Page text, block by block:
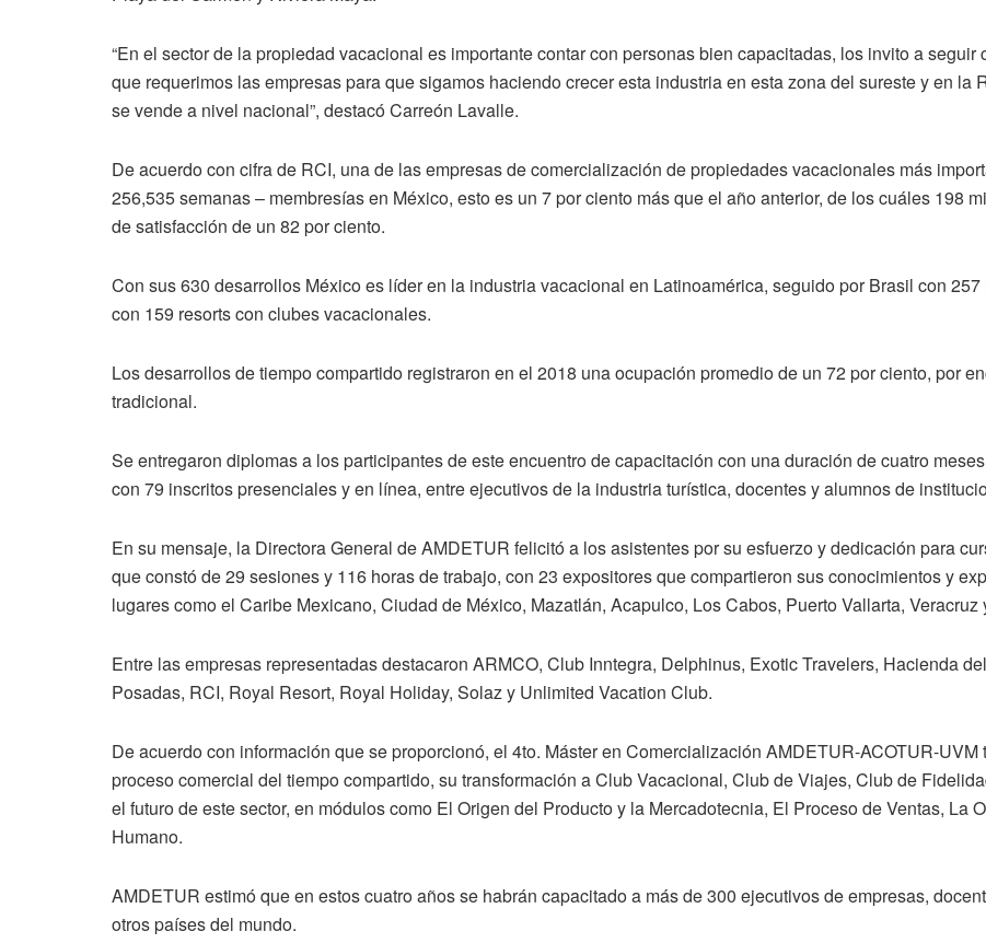
“En el sector de la propiedad vacacional es importante contar con personas bien capacitadas, los invito a
que requerimos las empresas para que sigamos haciendo crecer esta industria en esta zona del sureste y en la
se vende a nivel nacional”, destacó Carreón Lavalle.
De acuerdo con cifra de RCI, una de las empresas de comercialización de propiedades vacacionales más
256,535 semanas – membresías en México, esto es un 7 por ciento más que el año anterior, de los cuáles 198
de satisfacción de un 82 por ciento.
Con sus 630 desarrollos México es líder en la industria vacacional en Latinoamérica, seguido por Brasil con
con 159 resorts con clubes vacacionales.
Los desarrollos de tiempo compartido registraron en el 2018 una ocupación promedio de un 72 por ciento, por
tradicional.
Se entregaron diplomas a los participantes de este encuentro de capacitación con una duración de cuatro
con 79 inscritos presenciales y en línea, entre ejecutivos de la industria turística, docentes y alumnos de
En su mensaje, la Directora General de AMDETUR felicitó a los asistentes por su esfuerzo y dedicación para
que constó de 29 sesiones y 116 horas de trabajo, con 23 expositores que compartieron sus conocimientos y
lugares como el Caribe Mexicano, Ciudad de México, Mazatlán, Acapulco, Los Cabos, Puerto Vallarta, Veracruz
Entre las empresas representadas destacaron ARMCO, Club Inntegra, Delphinus, Exotic Travelers, Hacienda
Posadas, RCI, Royal Resort, Royal Holiday, Solaz y Unlimited Vacation Club.
De acuerdo con información que se proporcionó, el 4to. Máster en Comercialización AMDETUR-ACOTUR-
proceso comercial del tiempo compartido, su transformación a Club Vacacional, Club de Viajes, Club de
el futuro de este sector, en módulos como El Origen del Producto y la Mercadotecnia, El Proceso de Ventas, La
Humano.
AMDETUR estimó que en estos cuatro años se habrán capacitado a más de 300 ejecutivos de empresas,
otros países del mundo.